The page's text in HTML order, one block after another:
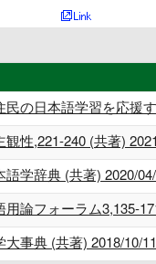
民の日本語学習を応援
観性,221-240 (共著)
語学辞典 (共著) 2020/
用論フォーラム3,135-
大事典 (共著) 2018/10/11